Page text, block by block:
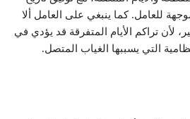
للعامل. كما ينبغي على العامل ألا
لأن تراكم الأيام المتفرقة قد يؤدي في
التي يسببها الغياب المتصل.